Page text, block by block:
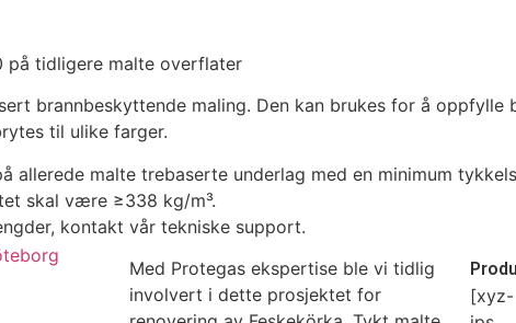
på tidligere malte overflater
brannbeskyttende maling. Den kan brukes for å
til ulike farger.
allerede malte trebaserte underlag med en minimum
skal være ≥338 kg/m³.
kontakt vår tekniske support.
Med Protegas ekspertise ble vi tidlig
involvert i dette prosjektet for
[xyz-